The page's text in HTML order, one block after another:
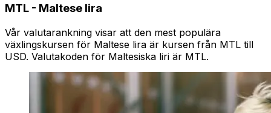
MTL - Maltese lira
Vår valutarankning visar att den mest populära
växlingskursen för Maltese lira är kursen från MTL till
USD. Valutakoden för Maltesiska liri är MTL.